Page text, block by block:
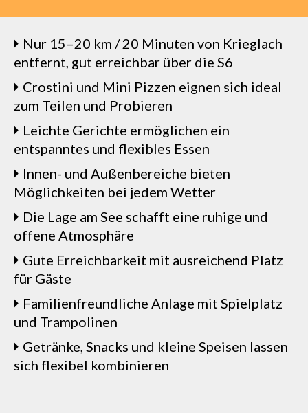
Nur 15–20 km / 20 Minuten von Krieglach
entfernt, gut erreichbar über die S6
Crostini und Mini Pizzen eignen sich ideal
zum Teilen und Probieren
Leichte Gerichte ermöglichen ein
entspanntes und flexibles Essen
Innen- und Außenbereiche bieten
Möglichkeiten bei jedem Wetter
Die Lage am See schafft eine ruhige und
offene Atmosphäre
Gute Erreichbarkeit mit ausreichend Platz
für Gäste
Familienfreundliche Anlage mit Spielplatz
und Trampolinen
Getränke, Snacks und kleine Speisen lassen
sich flexibel kombinieren